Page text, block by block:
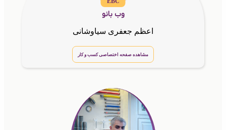
وب بانو
اعظم جعفری سیاوشانی
مشاهده صفحه اختصاصی کسب و کار